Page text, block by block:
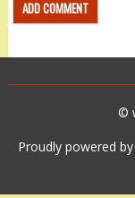
©
Proudly powered